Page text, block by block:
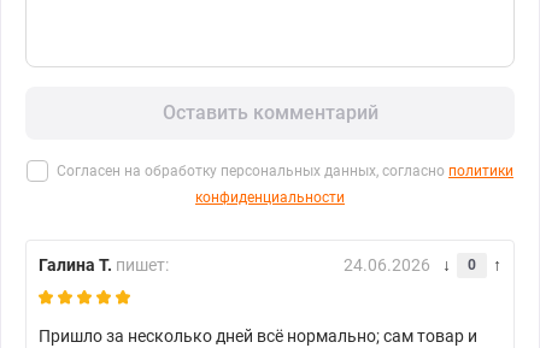
Оставить комментарий
Согласен на обработку персональных данных, согласно политики
конфиденциальности
Галина Т. пишет: 24.06.2026 0
Пришло за несколько дней всё нормально; сам товар и